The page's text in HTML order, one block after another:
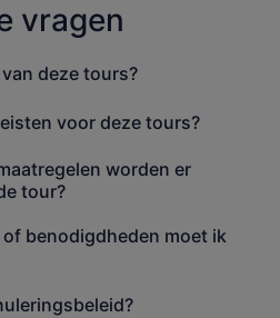
vragen
deze tours?
voor deze tours?
worden er
tour?
benodigdheden moet ik